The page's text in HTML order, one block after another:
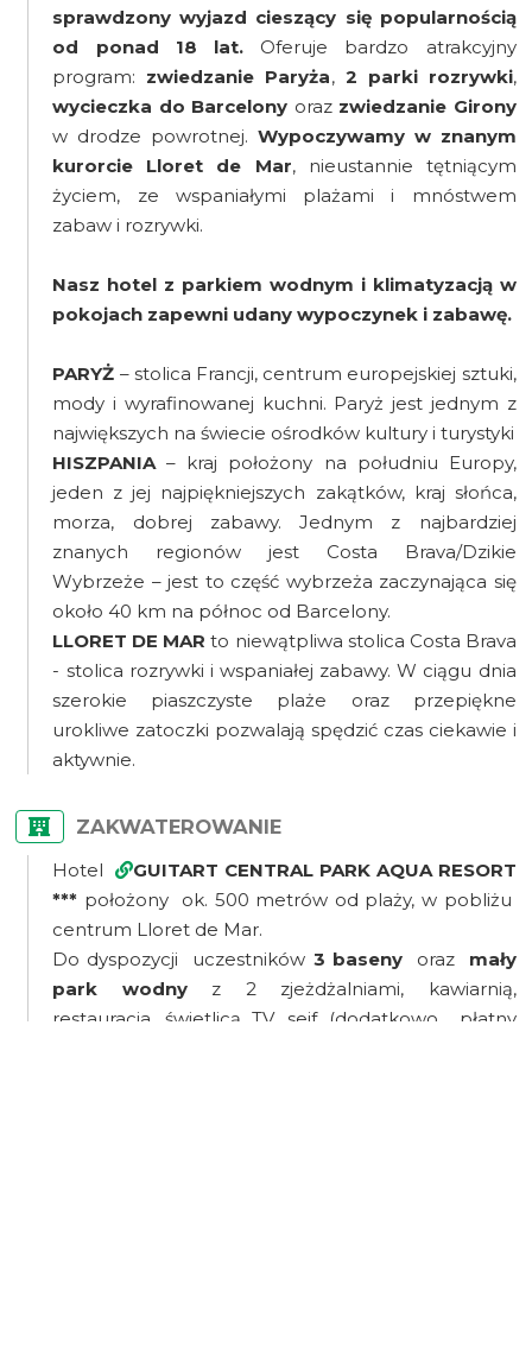
sprawdzony wyjazd cieszący się popularnością
od ponad 18 lat. Oferuje bardzo atrakcyjny
program: zwiedzanie Paryża,2 parki rozrywki,
wycieczka do Barcelony oraz zwiedzanie Girony
w drodze powrotnej. Wypoczywamy w znanym
kurorcie Lloret de Mar, nieustannie tętniącym
życiem, ze wspaniałymi plażami i mnóstwem
zabaw i rozrywki.
Nasz hotel z parkiem wodnym i klimatyzacją w
pokojach zapewni udany wypoczynek i zabawę.
PARYŻ – stolica Francji, centrum europejskiej sztuki,
mody i wyrafinowanej kuchni. Paryż jest jednym z
największych na świecie ośrodków kultury i turystyki
HISZPANIA– kraj położony na południu Europy,
jeden z jej najpiękniejszych zakątków, kraj słońca,
morza, dobrej zabawy. Jednym z najbardziej
znanych regionów jest Costa Brava/Dzikie
Wybrzeże – jest to część wybrzeża zaczynająca się
około 40 km na północ od Barcelony.
LLORET DE MAR to niewątpliwa stolica Costa Brava
- stolica rozrywki i wspaniałej zabawy. W ciągu dnia
szerokie piaszczyste plaże oraz przepiękne
urokliwe zatoczki pozwalają spędzić czas ciekawie i
aktywnie.
ZAKWATEROWANIE
Hotel
GUITART CENTRAL PARK AQUA RESORT
*** położony ok. 500 metrów od plaży, w pobliżu
centrum Lloret de Mar.
Do dyspozycji uczestników 3 basenyoraz mały
park wodnyz 2 zjeżdżalniami, kawiarnią,
restauracja, świetlicą TV, sejf (dodatkowo płatny